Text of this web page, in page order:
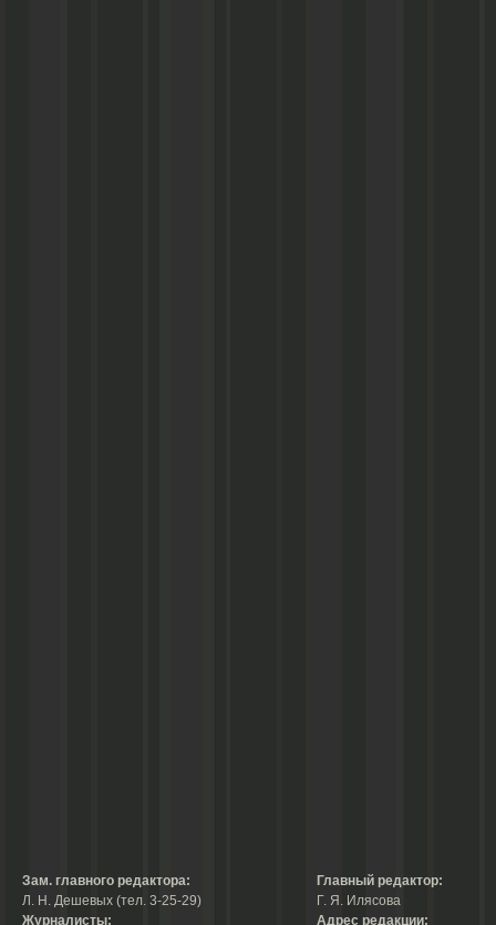
Зам. главного редактора:
Л. Н. Дешевых (тел. 3-25-29)
Журналисты:
Главный редактор:
Г. Я. Илясова
Адрес редакции: